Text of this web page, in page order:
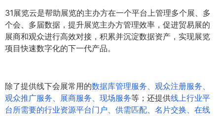
31展览云是帮助展览的主办方在一个平台上管理多个展、多
个会、多届数据，提升展览主办方管理效率，促进贸易展的
展商和观众进行高效对接，积累并沉淀数据资产，实现展览
项目快速数字化的下一代产品。
除了提供线下会展常用的数据库管理服务、观众注册服务、
观众推广服务、展商服务、现场服务等；还提供线上行业平
台所需要的行业资源平台门户、供需匹配、名片交换、在线